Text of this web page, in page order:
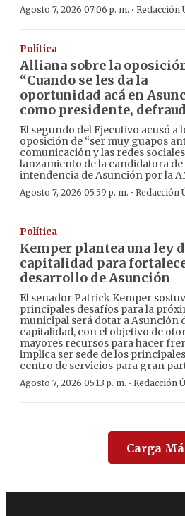
Agosto 7, 2026 07:06 p. m. · Redacción
Política
Alliana sobre la
“Cuando se les da la
oportunidad acá en
como presidente,
El segundo del Ejecutivo acusó a
oposición de “ser muy guapos
comunicación y las redes
lanzamiento de la candidatura de
intendencia de Asunción por la
Agosto 7, 2026 05:59 p. m. · Redacción
Política
Kemper plantea una ley
capitalidad para
desarrollo de Asunción
El senador Patrick Kemper
principales desafíos para la
municipal será dotar a Asunción
capitalidad, con el objetivo de
mayores recursos para hacer
implica ser sede de los
centro de servicios para gran
Agosto 7, 2026 05:13 p. m. · Redacción
Carga